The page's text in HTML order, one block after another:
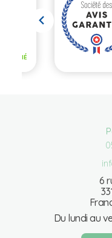
6
Du lundi au